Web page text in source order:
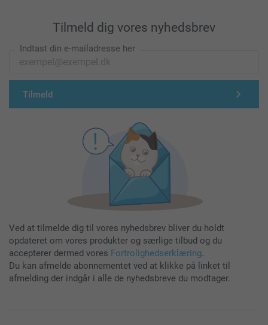
Tilmeld dig vores nyhedsbrev
Indtast din e-mailadresse her
Tilmeld
Ved at tilmelde dig til vores nyhedsbrev bliver du holdt
opdateret om vores produkter og særlige tilbud og du
accepterer dermed vores Fortrolighedserklæring.
Du kan afmelde abonnementet ved at klikke på linket til
afmelding der indgår i alle de nyhedsbreve du modtager.